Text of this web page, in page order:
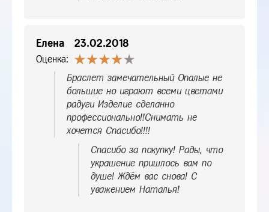
Елена 23.02.2018
Оценка:
Браслет замечательный Опалые не
большие но играют всеми цветами
радуги Изделие сделанно
профессионально!!Снимать не
хочется Спасибо!!!!
Спасибо за покупку! Рады, что
украшение пришлось вам по
душе! Ждём вас снова! С
уважением Наталья!